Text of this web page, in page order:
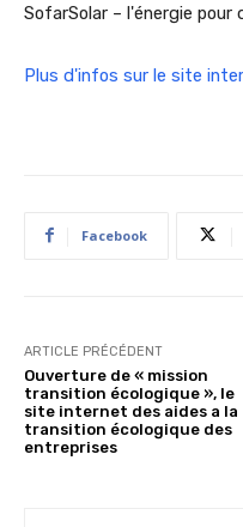
SofarSolar – l'énergie pour
Plus d'infos sur le site
Facebook
ARTICLE PRÉCÉDENT
Ouverture de « mission
transition écologique », le
site internet des aides a la
transition écologique des
entreprises